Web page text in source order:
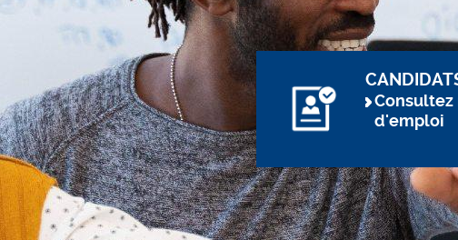
Consultez
d'emploi